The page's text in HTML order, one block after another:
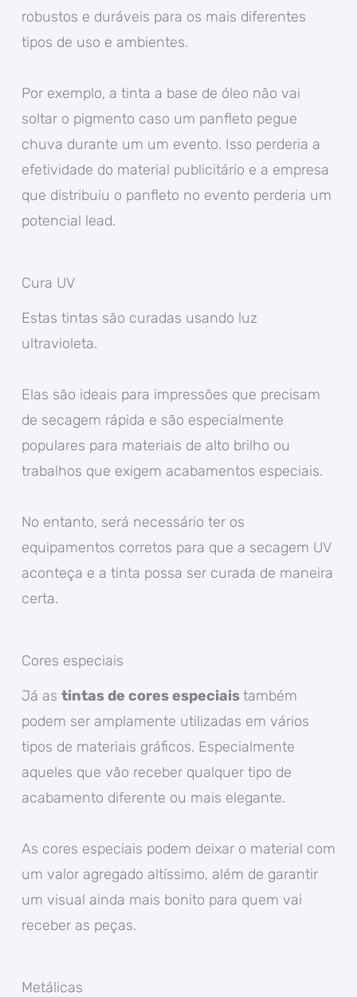
robustos e duráveis para os mais diferentes
tipos de uso e ambientes.
Por exemplo, a tinta a base de óleo não vai
soltar o pigmento caso um panfleto pegue
chuva durante um um evento. Isso perderia a
efetividade do material publicitário e a empresa
que distribuiu o panfleto no evento perderia um
potencial lead.
Cura UV
Estas tintas são curadas usando luz
ultravioleta.
Elas são ideais para impressões que precisam
de secagem rápida e são especialmente
populares para materiais de alto brilho ou
trabalhos que exigem acabamentos especiais.
No entanto, será necessário ter os
equipamentos corretos para que a secagem UV
aconteça e a tinta possa ser curada de maneira
certa.
Cores especiais
Já as tintas de cores especiaistambém
podem ser amplamente utilizadas em vários
tipos de materiais gráficos. Especialmente
aqueles que vão receber qualquer tipo de
acabamento diferente ou mais elegante.
As cores especiais podem deixar o material com
um valor agregado altíssimo, além de garantir
um visual ainda mais bonito para quem vai
receber as peças.
Metálicas